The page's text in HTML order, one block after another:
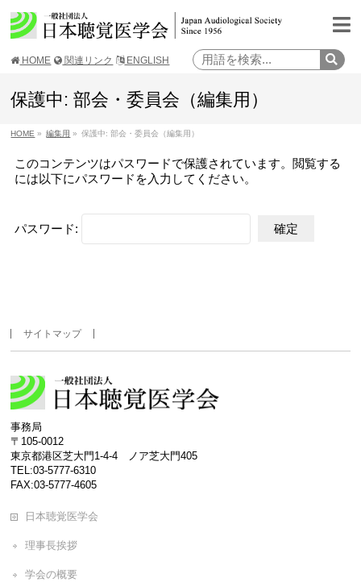
HOME 関連リンク ENGLISH
保護中: 部会・委員会（編集用）
HOME » 編集用 » 保護中: 部会・委員会（編集用）
このコンテンツはパスワードで保護されています。閲覧する
には以下にパスワードを入力してください。
パスワード:
サイトマップ
事務局
〒105-0012
東京都港区芝大門1-4-4 ノア芝大門405
TEL:03-5777-6310
FAX:03-5777-4605
日本聴覚医学会
理事長挨拶
学会の概要